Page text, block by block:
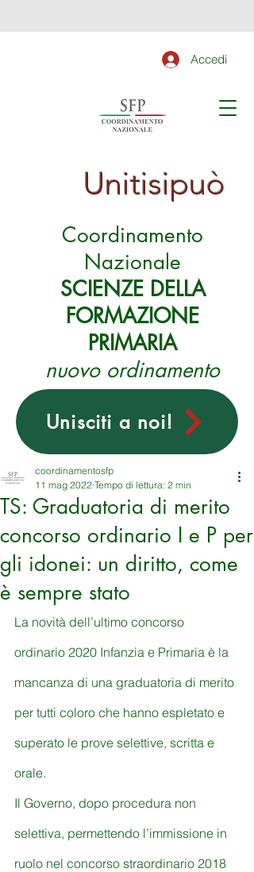
Accedi
Unitisipuò
Coordinamento
Nazionale
SCIENZE DELLA
FORMAZIONE
PRIMARIA
nuovo ordinamento
Unisciti a noi!
TS: Graduatoria di merito
concorso ordinario I e P per
gli idonei: un diritto, come
è sempre stato
coordinamentosfp
11 mag 2022 Tempo di lettura: 2 min
La novità dell’ultimo concorso
ordinario 2020 Infanzia e Primaria è la
mancanza di una graduatoria di merito
per tutti coloro che hanno espletato e
superato le prove selettive, scritta e
orale.
Il Governo, dopo procedura non
selettiva, permettendo l’immissione in
ruolo nel concorso straordinario 2018